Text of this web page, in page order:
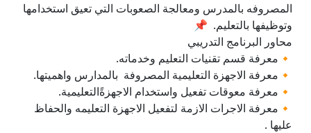
المصروفه بالمدرس ومعالجة الصعوبات التي تعيق استخدامها
وتوظيفها بالتعليم. 📌
محاور البرنامج التدريبي
🔸معرفة قسم تقنيات التعليم وخدماته.
🔸معرفة الاجهزة التعليمية المصروفة بالمدارس واهميتها.
🔸معرفة معوقات تفعيل واستخدام الاجهزةًالتعليمية.
🔸معرفة الاجرات الازمة لتفعيل الاجهزة التعليمه والحفاظ
عليها .